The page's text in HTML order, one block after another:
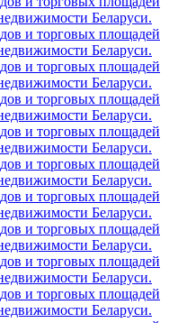
Беларуси.
и торговых площадей
Беларуси.
и торговых площадей
Беларуси.
и торговых площадей
Беларуси.
и торговых площадей
Беларуси.
и торговых площадей
Беларуси.
и торговых площадей
Беларуси.
и торговых площадей
Беларуси.
и торговых площадей
Беларуси.
и торговых площадей
Беларуси.